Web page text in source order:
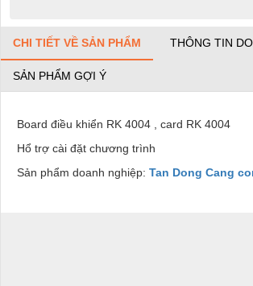
CHI TIẾT VỀ SẢN PHẨM THÔNG TIN
SẢN PHẨM GỢI Ý
Board điều khiển RK 4004 , card RK 4004
Hổ trợ cài đặt chương trình
Sản phẩm doanh nghiệp: Tan Dong Cang